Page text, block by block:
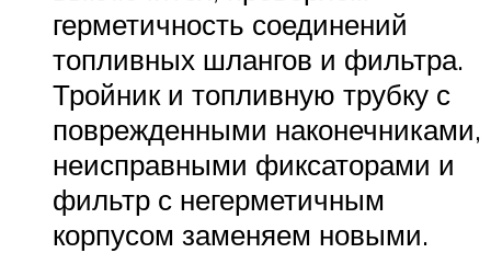
герметичность соединений
топливных шлангов и фильтра.
Тройник и топливную трубку с
поврежденными наконечниками,
неисправными фиксаторами и
фильтр с негерметичным
корпусом заменяем новыми.